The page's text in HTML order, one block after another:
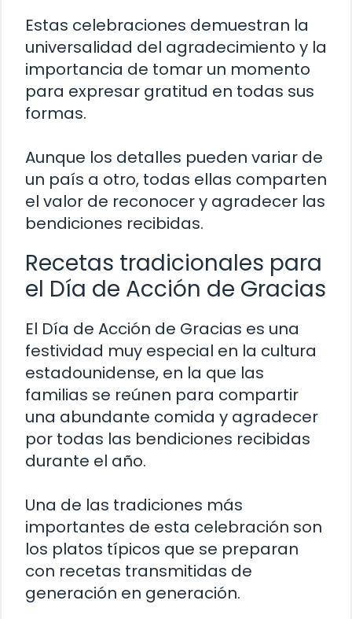
Estas celebraciones demuestran la
universalidad del agradecimiento y la
importancia de tomar un momento
para expresar gratitud en todas sus
formas.
Aunque los detalles pueden variar de
un país a otro, todas ellas comparten
el valor de reconocer y agradecer las
bendiciones recibidas.
Recetas tradicionales para
el Día de Acción de Gracias
El Día de Acción de Gracias es una
festividad muy especial en la cultura
estadounidense, en la que las
familias se reúnen para compartir
una abundante comida y agradecer
por todas las bendiciones recibidas
durante el año.
Una de las tradiciones más
importantes de esta celebración son
los platos típicos que se preparan
con recetas transmitidas de
generación en generación.